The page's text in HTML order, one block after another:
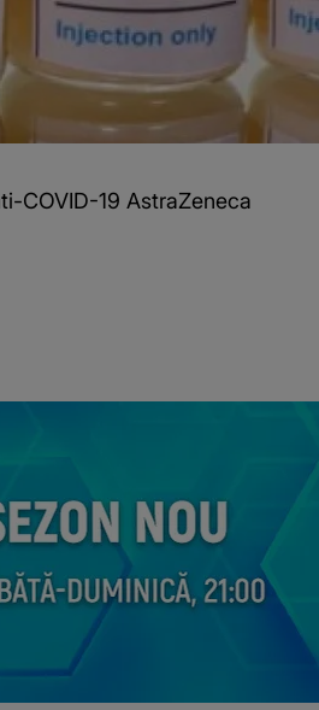
COVID-19 AstraZeneca